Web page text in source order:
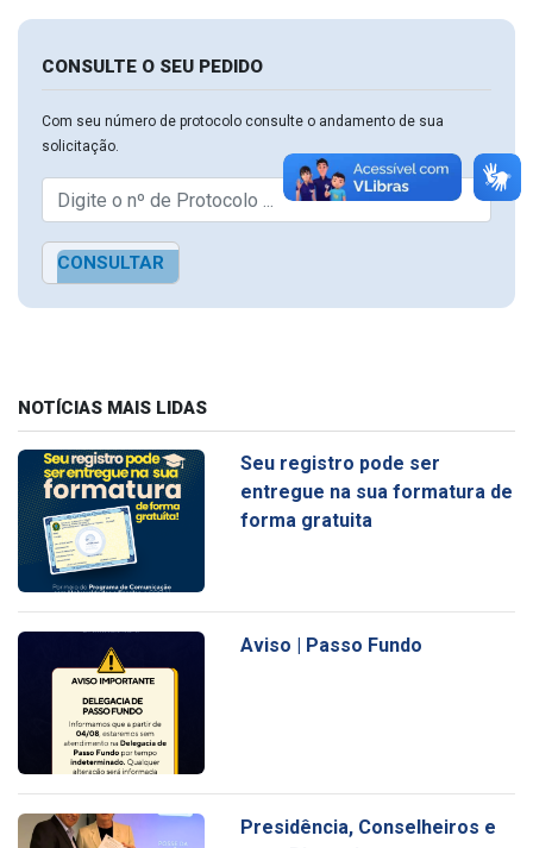
CONSULTE O SEU PEDIDO
Com seu número de protocolo consulte o andamento de sua
solicitação.
CONSULTAR
NOTÍCIAS MAIS LIDAS
Seu registro pode ser
entregue na sua formatura de
forma gratuita
Aviso | Passo Fundo
Presidência, Conselheiros e